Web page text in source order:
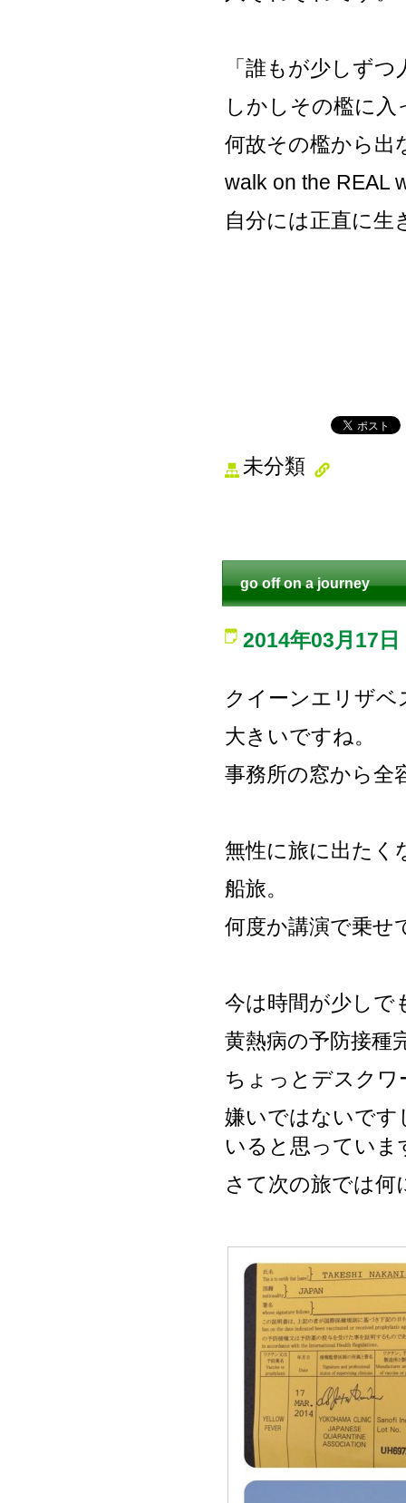
「誰もが少しず
しかしその檻に入
何故その檻から出
walk on the REAL
自分には正直に生
未分類
go off on a journey
2014年03月17日
クイーンエリザベ
大きいですね。
事務所の窓から全
無性に旅に出たく
船旅。
何度か講演で乗せ
今は時間が少しで
黄熱病の予防接種
ちょっとデスク
嫌いではないです
いると思っていま
さて次の旅では何